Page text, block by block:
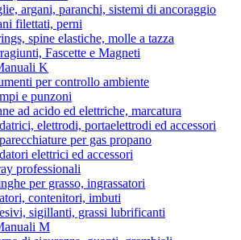
argani, paranchi, sistemi di ancoraggio
filettati, perni
spine elastiche, molle a tazza
Fascette e Magneti
K
per controllo ambiente
e punzoni
ad acido ed elettriche, marcatura
elettrodi, portaelettrodi ed accessori
per gas propano
elettrici ed accessori
professionali
per grasso, ingrassatori
contenitori, imbuti
sigillanti, grassi lubrificanti
M